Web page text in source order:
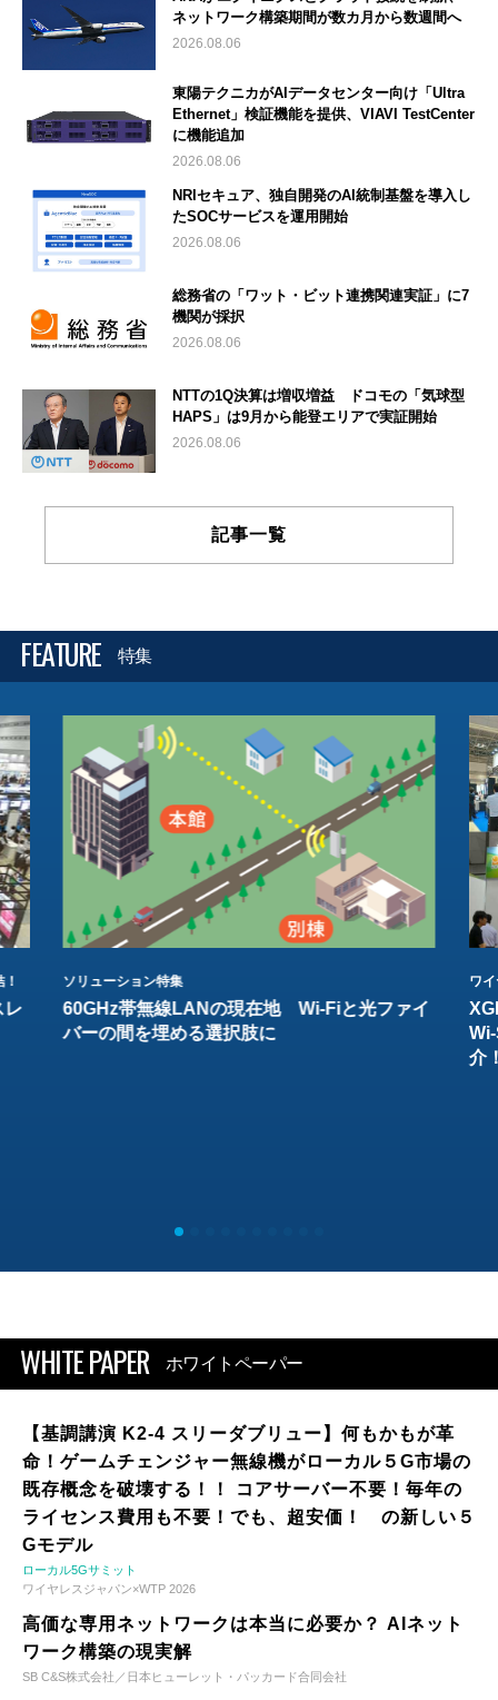
ネットワーク構築期間が数カ月から数週間へ
2026.08.06
東陽テクニカがAIデータセンター向け「Ultra
Ethernet」検証機能を提供、VIAVI TestCenter
に機能追加
2026.08.06
NRIセキュア、独自開発のAI統制基盤を導入し
たSOCサービスを運用開始
2026.08.06
総務省の「ワット・ビット連携関連実証」に7
機関が採択
2026.08.06
NTTの1Q決算は増収増益 ドコモの「気球型
HAPS」は9月から能登エリアで実証開始
2026.08.06
記事一覧
FEATURE 特集
レ
ソリューション特集
60GHz帯無線LANの現在地 Wi-Fiと光ファイ
バーの間を埋める選択肢に
ワ
介
WHITE PAPER ホワイトペーパー
【基調講演 K2-4 スリーダブリュー】何もかもが革
命！ゲームチェンジャー無線機がローカル５G市場の
既存概念を破壊する！！ コアサーバー不要！毎年の
ライセンス費用も不要！でも、超安価！ の新しい５
Gモデル
ローカル5Gサミット
ワイヤレスジャパン×WTP 2026
高価な専用ネットワークは本当に必要か？ AIネット
ワーク構築の現実解
SB C&S株式会社／日本ヒューレット・パッカード合同会社